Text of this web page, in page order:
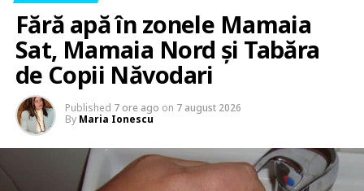
Fără apă în zonele Mamaia
Sat, Mamaia Nord și Tabăra
de Copii Năvodari
Published 7 ore ago on 7 august 2026
By Maria Ionescu